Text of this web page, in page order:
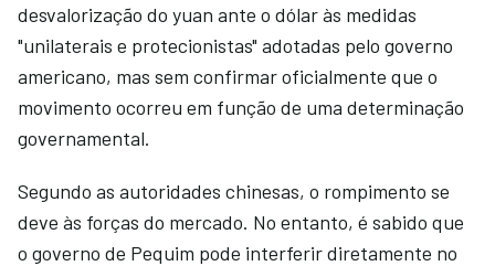
desvalorização do yuan ante o dólar às medidas
"unilaterais e protecionistas" adotadas pelo governo
americano, mas sem confirmar oficialmente que o
movimento ocorreu em função de uma determinação
governamental.
Segundo as autoridades chinesas, o rompimento se
deve às forças do mercado. No entanto, é sabido que
o governo de Pequim pode interferir diretamente no